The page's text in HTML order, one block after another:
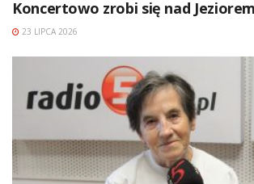
Koncertowo zrobi się nad
23 LIPCA 2026